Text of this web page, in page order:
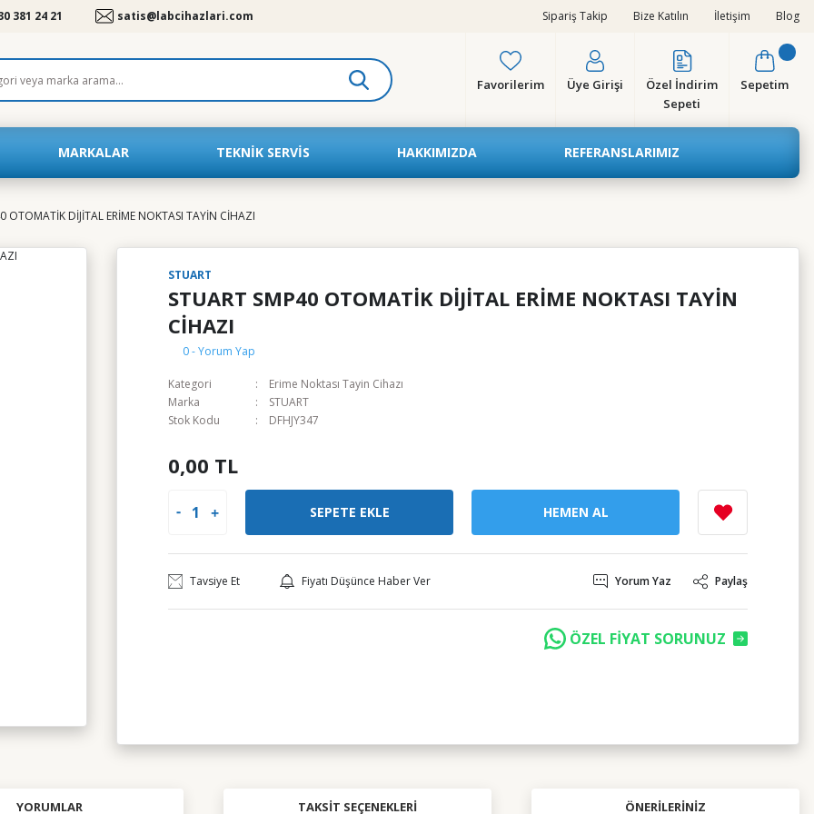
381 24 21 satis@labcihazlari.com Sipariş Takip Bize Katılın İletişim Blog
Favorilerim Üye Girişi
Özel İndirim
Sepeti
Sepetim
MARKALAR TEKNIK SERVIS HAKKIMIZDA REFERANSLARIMIZ
OTOMATİK DİJİTAL ERİME NOKTASI TAYİN CİHAZI
STUART
STUART SMP40 OTOMATİK DİJİTAL ERİME NOKTASI TAYİN
CİHAZI
0 - Yorum Yap
Kategori
Erime Noktası Tayin Cihazı
Marka
STUART
Stok Kodu
DFHJY347
0,00 TL
SEPETE EKLE HEMEN AL
Tavsiye Et Fiyatı Düşünce Haber Ver Yorum Yaz Paylaş
ÖZEL FİYAT SORUNUZ
YORUMLAR TAKSIT SEÇENEKLERI ÖNERILERINIZ